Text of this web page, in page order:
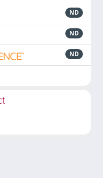
ND
ND
ND